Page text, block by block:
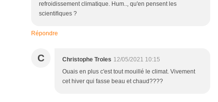
refroidissement climatique. Hum.., qu'en pensent les
scientifiques ?
Répondre
C Christophe Troles 12/05/2021 10:15
Ouais en plus c'est tout mouillé le climat. Vivement
cet hiver qui fasse beau et chaud????